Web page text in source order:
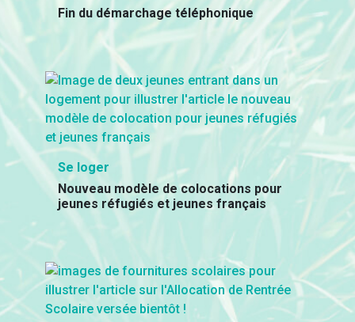
Fin du démarchage téléphonique
Se loger
Nouveau modèle de colocations pour
jeunes réfugiés et jeunes français